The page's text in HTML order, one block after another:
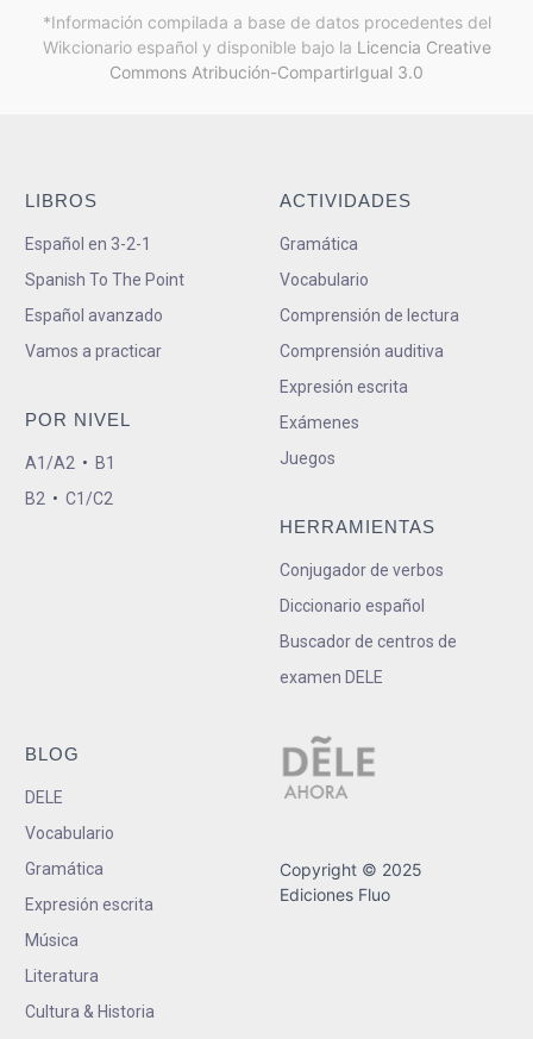
*Información compilada a base de datos procedentes del
Wikcionario español y disponible bajo la Licencia Creative
Commons Atribución-CompartirIgual 3.0
LIBROS
Español en 3-2-1
Spanish To The Point
Español avanzado
Vamos a practicar
POR NIVEL
A1/A2 • B1
B2 • C1/C2
ACTIVIDADES
Gramática
Vocabulario
Comprensión de lectura
Comprensión auditiva
Expresión escrita
Exámenes
Juegos
HERRAMIENTAS
Conjugador de verbos
Diccionario español
Buscador de centros de
examen DELE
BLOG
DELE
Vocabulario
Gramática
Expresión escrita
Música
Literatura
Cultura & Historia
Copyright © 2025
Ediciones Fluo